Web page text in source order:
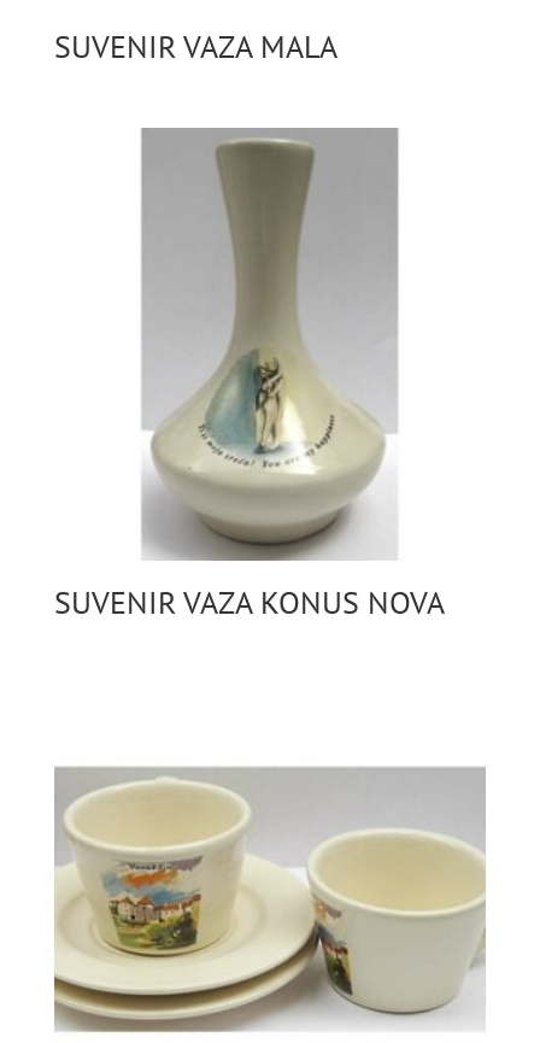
SUVENIR VAZA MALA
SUVENIR VAZA KONUS NOVA